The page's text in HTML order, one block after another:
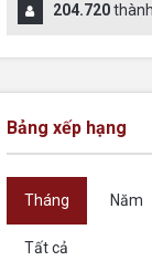
204.720
Bảng xếp hạng
Tháng Năm
Tất cả